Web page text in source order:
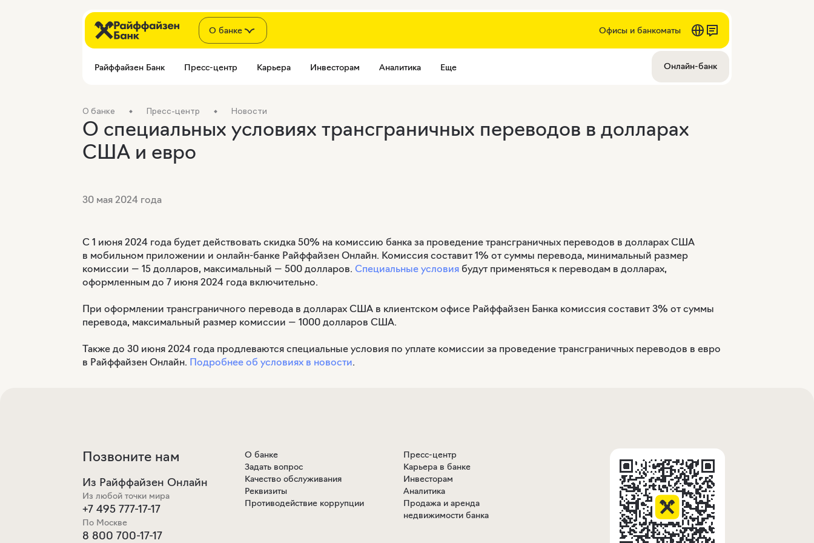
О банке Офисы и банкоматы
Райффайзен Банк Пресс-центр Карьера Инвесторам Аналитика Еще Онлайн-банк
О банке Пресс-центр Новости
О специальных условиях трансграничных переводов в долларах
США и евро
30 мая 2024 года
С 1 июня 2024 года будет действовать скидка 50% на комиссию банка за проведение трансграничных переводов в долларах США
в мобильном приложении и онлайн-банке Райффайзен Онлайн. Комиссия составит 1% от суммы перевода, минимальный размер
комиссии — 15 долларов, максимальный — 500 долларов. Специальные условия будут применяться к переводам в долларах,
оформленным до 7 июня 2024 года включительно.
При оформлении трансграничного перевода в долларах США в клиентском офисе Райффайзен Банка комиссия составит 3% от суммы
перевода, максимальный размер комиссии — 1000 долларов США.
Также до 30 июня 2024 года продлеваются специальные условия по уплате комиссии за проведение трансграничных переводов в евро
в Райффайзен Онлайн. Подробнее об условиях в новости.
Позвоните нам
Из Райффайзен Онлайн
Из любой точки мира
+7 495 777-17-17
По Москве
8 800 700-17-17
О банке
Задать вопрос
Качество обслуживания
Реквизиты
Противодействие коррупции
Пресс-центр
Карьера в банке
Инвесторам
Аналитика
Продажа и аренда
недвижимости банка